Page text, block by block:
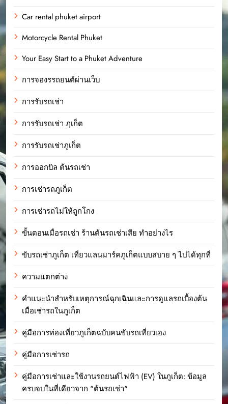
Car rental phuket airport
Motorcycle Rental Phuket
Your Easy Start to a Phuket Adventure
การจองรรถยนต์ผ่านเว็บ
การรับรถเช่า
การรับรถเช่า ภุเก็ต
การรับรถเช่าภูเก็ต
การออกบิล ต้นรถเช่า
การเช่ารถภูเก็ต
การเช่ารถไม่ให้ถูกโกง
ขั้นตอนเมื่อรถเช่า ร้านต้นรถเช่าเสีย ทำอย่างไร
ขับรถเช่าภูเก็ต เที่ยวแลนมาร์คภูเก็ตแบบสบาย ๆ ไปได้ทุกที่
ความแตกต่าง
คำแนะนำสำหรับเหตุการณ์ฉุกเฉินและการดูแลรถเบื้องต้น
เมื่อเช่ารถในภูเก็ต
คู่มือการท่องเที่ยวภูเก็ตฉบับคนขับรถเที่ยวเอง
คู่มือการเช่ารถ
คู่มือการเช่าและใช้งานรถยนต์ไฟฟ้า (EV) ในภูเก็ต: ข้อมูล
ครบจบในที่เดียวจาก "ต้นรถเช่า"